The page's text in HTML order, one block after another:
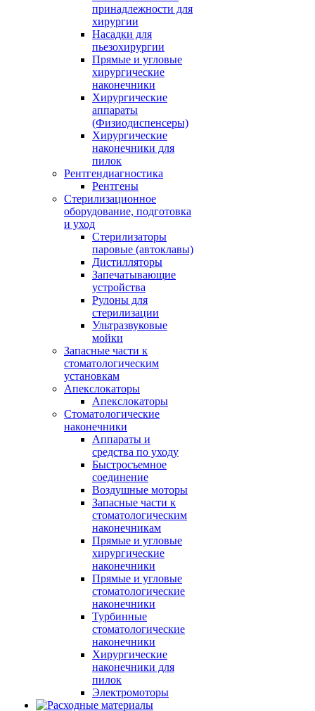
принадлежности для
хирургии
Насадки для
пьезохирургии
Прямые и угловые
хирургические
наконечники
Хирургические
аппараты
(Физиодиспенсеры)
Хирургические
наконечники для
пилок
Рентгендиагностика
Рентгены
Стерилизационное
оборудование, подготовка
и уход
Стерилизаторы
паровые (автоклавы)
Дистилляторы
Запечатывающие
устройства
Рулоны для
стерилизации
Ультразвуковые
мойки
Запасные части к
стоматологическим
установкам
Апекслокаторы
Апекслокаторы
Стоматологические
наконечники
Аппараты и
средства по уходу
Быстросъемное
соединение
Воздушные моторы
Запасные части к
стоматологическим
наконечникам
Прямые и угловые
хирургические
наконечники
Прямые и угловые
стоматологические
наконечники
Турбинные
стоматологические
наконечники
Хирургические
наконечники для
пилок
Электромоторы